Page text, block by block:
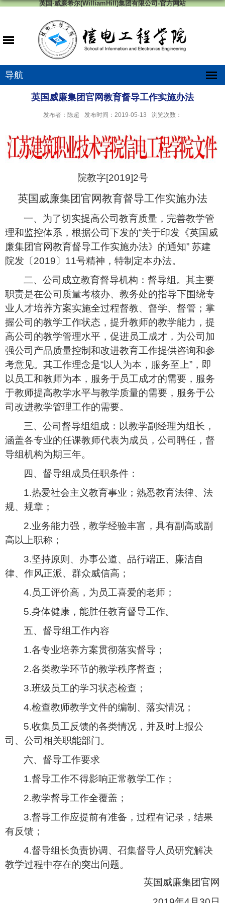
英国·威廉希尔(WilliamHill)集团有限公司-官方网站
导航
英国威廉集团官网教育督导工作实施办法
发布者：陈超 发布时间：2019-05-13 浏览次数：
院教字[2019]2号
英国威廉集团官网教育督导工作实施办法
一、为了切实提高公司教育质量，完善教学管
理和监控体系，根据公司下发的“关于印发《英国威
廉集团官网教育督导工作实施办法》的通知” 苏建
院发〔 2019 〕 11号精神，特制定本办法。
二、公司成立教育督导机构：督导组。其主要
职责是在公司质量考核办、教务处的指导下围绕专
业人才培养方案实施全过程督教、督学、督管；掌
握公司的教学工作状态，提升教师的教学能力，提
高公司的教学管理水平，促进员工成才，为公司加
强公司产品质量控制和改进教育工作提供咨询和参
考意见。其工作理念是“以人为本，服务至上”，即
以员工和教师为本，服务于员工成才的需要，服务
于教师提高教学水平与教学质量的需要，服务于公
司改进教学管理工作的需要。
三、公司督导组组成：以教学副经理为组长，
涵盖各专业的任课教师代表为成员，公司聘任，督
导组机构为期三年。
四、督导组成员任职条件：
1.热爱社会主义教育事业；熟悉教育法律、法
规、规章；
2.业务能力强，教学经验丰富，具有副高或副
高以上职称；
3.坚持原则、办事公道、品行端正、廉洁自
律、作风正派、群众威信高；
4.员工评价高，为员工喜爱的老师；
5.身体健康，能胜任教育督导工作。
五、督导组工作内容
1.各专业培养方案贯彻落实督导；
2.各类教学环节的教学秩序督查；
3.班级员工的学习状态检查；
4.检查教师教学文件的编制、落实情况；
5.收集员工反馈的各类情况，并及时上报公
司、公司相关职能部门。
六、督导工作要求
1.督导工作不得影响正常教学工作；
2.教学督导工作全覆盖；
3.督导工作应提前有准备，过程有记录，结果
有反馈；
4.督导组长负责协调、召集督导人员研究解决
教学过程中存在的突出问题。
英国威廉集团官网